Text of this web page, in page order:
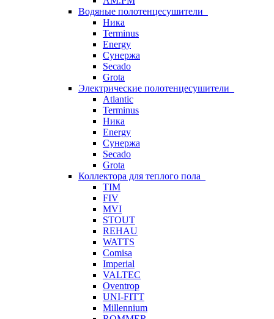
Водяные полотенцесушители
Ника
Terminus
Energy
Сунержа
Secado
Grota
Электрические полотенцесушители
Atlantic
Terminus
Ника
Energy
Сунержа
Secado
Grota
Коллектора для теплого пола
TIM
FIV
MVI
STOUT
REHAU
WATTS
Comisa
Imperial
VALTEC
Oventrop
UNI-FITT
Millennium